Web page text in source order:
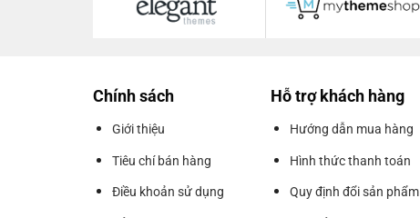
Chính sách
Giới thiệu
Tiêu chí bán hàng
Điều khoản sử dụng
Hỗ trợ khách hàng
Hướng dẫn mua hàng
Hình thức thanh toán
Quy định đổi sản phẩm